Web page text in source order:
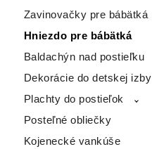
Zavinovačky pre bábätká
Hniezdo pre bábätká
Baldachýn nad postieľku
Dekorácie do detskej izby
Plachty do postieľok
Posteľné obliečky
Kojenecké vankúše